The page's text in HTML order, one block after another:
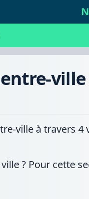
ville à travers 4
? Pour cette